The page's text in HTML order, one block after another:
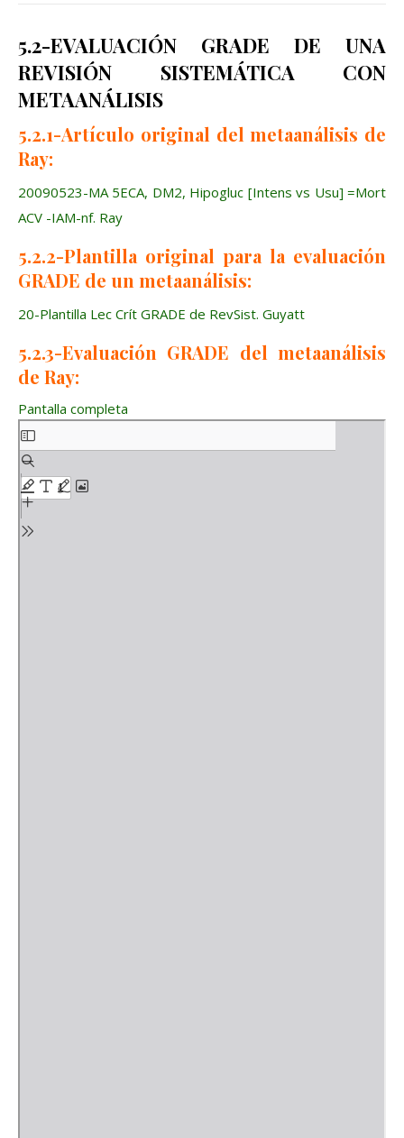
5.2-EVALUACIÓN GRADE DE UNA
REVISIÓN SISTEMÁTICA CON
METAANÁLISIS
5.2.1-Artículo original del metaanálisis de
Ray:
20090523-MA 5ECA, DM2, Hipogluc [Intens vs Usu] =Mort
ACV -IAM-nf. Ray
5.2.2-Plantilla original para la evaluación
GRADE de un metaanálisis:
20-Plantilla Lec Crít GRADE de RevSist. Guyatt
5.2.3-Evaluación GRADE del metaanálisis
de Ray:
Pantalla completa
Saltar al contenido del PDF